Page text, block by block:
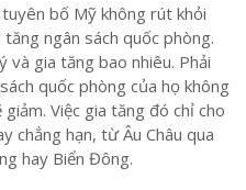
bố Mỹ không rút khỏi
ngân sách quốc phòng.
và gia tăng bao nhiêu. Phải
quốc phòng của họ không
Việc gia tăng đó chỉ cho
chẳng hạn, từ Âu Châu qua
hay Biển Đông.